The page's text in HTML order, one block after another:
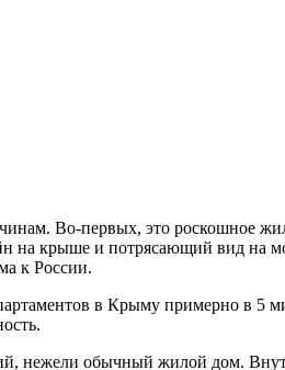
Во-первых, это роскошное
на крыше и потрясающий вид на
к России.
в Крыму примерно в 5
нежели обычный жилой дом.